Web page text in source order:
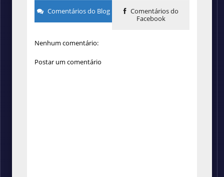
Comentários do Blog
Comentários do
Facebook
Nenhum comentário:
Postar um comentário